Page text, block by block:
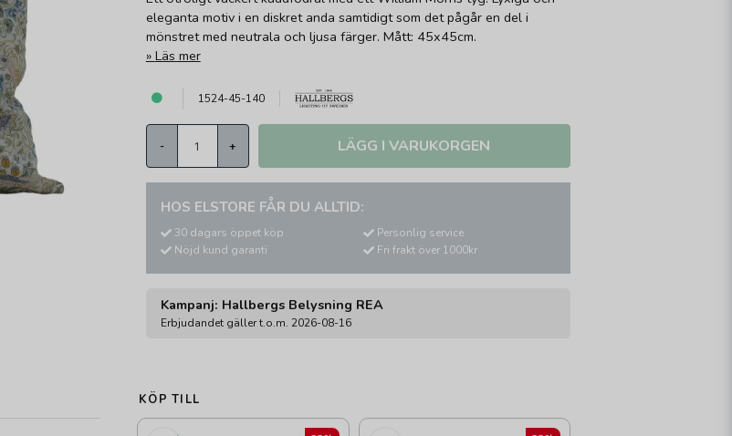
eleganta motiv i en diskret anda samtidigt som det pågår en del i
mönstret med neutrala och ljusa färger. Mått: 45x45cm.
Läs mer
1524-45-140
- + LÄGG I VARUKORGEN
HOS ELSTORE FÅR DU ALLTID:
30 dagars öppet köp
Nöjd kund garanti
Personlig service
Fri frakt över 1000kr
Kampanj: Hallbergs Belysning REA
Erbjudandet gäller t.o.m. 2026-08-16
KÖP TILL